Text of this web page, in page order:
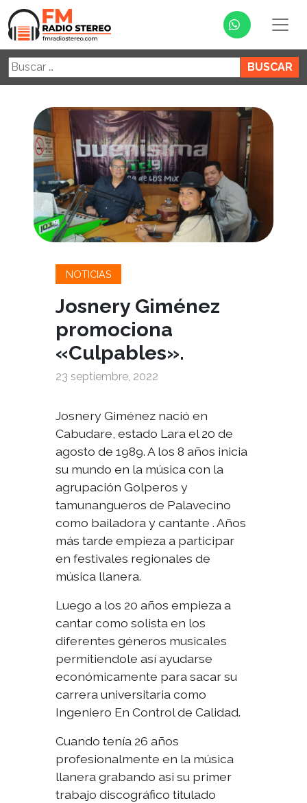
Buscar:
NOTICIAS
Josnery Giménez
promociona
«Culpables».
23 septiembre, 2022
Josnery Giménez nació en
Cabudare, estado Lara el 20 de
agosto de 1989. A los 8 años inicia
su mundo en la música con la
agrupación Golperos y
tamunangueros de Palavecino
como bailadora y cantante . Años
más tarde empieza a participar
en festivales regionales de
música llanera.
Luego a los 20 años empieza a
cantar como solista en los
diferentes géneros musicales
permitiendole así ayudarse
económicamente para sacar su
carrera universitaria como
Ingeniero En Control de Calidad.
Cuando tenía 26 años
profesionalmente en la música
llanera grabando asi su primer
trabajo discográfico titulado